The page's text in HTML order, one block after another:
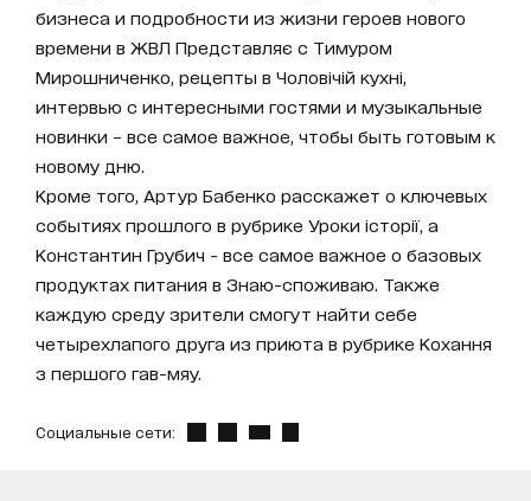
бизнеса и подробности из жизни героев нового
времени в ЖВЛ Представляє с Тимуром
Мирошниченко, рецепты в Чоловічій кухні,
интервью с интересными гостями и музыкальные
новинки – все самое важное, чтобы быть готовым к
новому дню.
Кроме того, Артур Бабенко расскажет о ключевых
событиях прошлого в рубрике Уроки історії, а
Константин Грубич - все самое важное о базовых
продуктах питания в Знаю-споживаю. Также
каждую среду зрители смогут найти себе
четырехлапого друга из приюта в рубрике Кохання
з першого гав-мяу.
Социальные сети: